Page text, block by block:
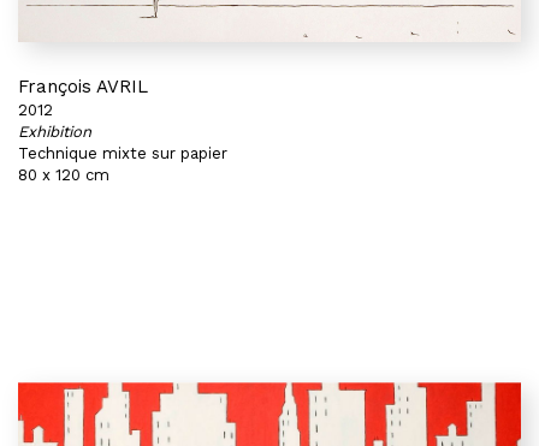
François AVRIL
2012
Exhibition
Technique mixte sur papier
80 x 120 cm